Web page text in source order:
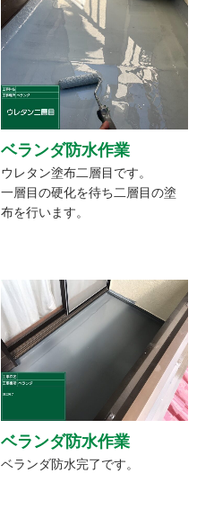
ベランダ防水作業
ウレタン塗布二層目です。
一層目の硬化を待ち二層目の塗
布を行います。
ベランダ防水作業
ベランダ防水完了です。